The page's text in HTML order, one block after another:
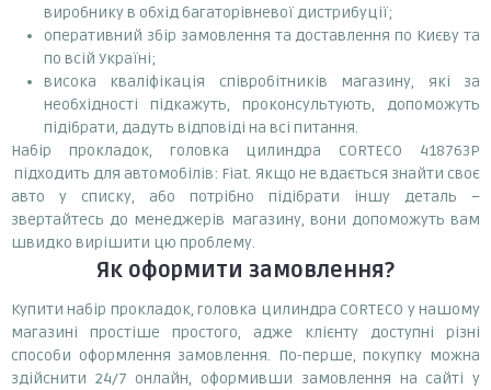
виробнику в обхід багаторівневої дистрибуції;
оперативний збір замовлення та доставлення по Києву та
по всій Україні;
висока кваліфікація співробітників магазину, які за
необхідності підкажуть, проконсультують, допоможуть
підібрати, дадуть відповіді на всі питання.
Набір прокладок, головка цилиндра CORTECO 418763P
підходить для автомобілів: Fiat. Якщо не вдається знайти своє
авто у списку, або потрібно підібрати іншу деталь –
звертайтесь до менеджерів магазину, вони допоможуть вам
швидко вирішити цю проблему.
Як оформити замовлення?
Купити набір прокладок, головка цилиндра CORTECO у нашому
магазині простіше простого, адже клієнту доступні різні
способи оформлення замовлення. По-перше, покупку можна
здійснити 24/7 онлайн, оформивши замовлення на сайті у